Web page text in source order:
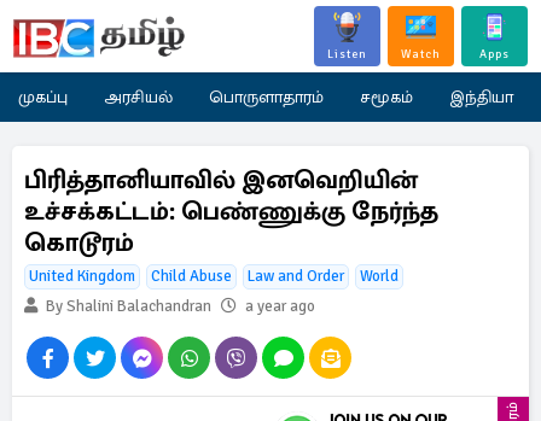
Listen Watch Apps
முகப்பு அரசியல் பொருளாதாரம் சமூகம் இந்தியா
பிரித்தானியாவில் இனவெறியின்
உச்சக்கட்டம்: பெண்ணுக்கு நேர்ந்த
கொடூரம்
United Kingdom Child Abuse Law and Order
World
By Shalini Balachandran
a year ago